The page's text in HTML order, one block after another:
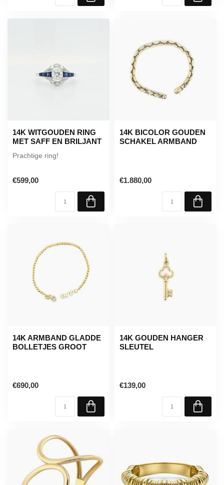
14K WITGOUDEN RING
MET SAFF EN BRILJANT
Prachtige ring!
€599,00
14K BICOLOR GOUDEN
SCHAKEL ARMBAND
€1.880,00
14K ARMBAND GLADDE
BOLLETJES GROOT
€690,00
14K GOUDEN HANGER
SLEUTEL
€139,00